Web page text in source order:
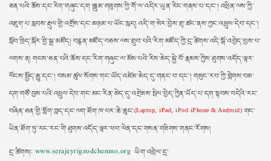
ཅན་པའི་ཆོས་དང་རིག་གཞུང་དག །ཟླུམ་གཟུགས་ཀྱི་གོ་ལ་འདིར་ཡུན་རིང་གནས་པ་དང་། འཕྲིན་ལས་ཀྱི་
འཇུག་པ་རླབས་རྡུལ་གྱི་འགྲོས་དང་མཉམ་པ་ཡོང་སླད། འདི་ག་སེར་བྱེས་གྲྭ་ཚང་ནས་ཀྱང་འཕྲུལ་དེབ་དང་།
སློབ་ཁྲིད་སྐོར་གྱི་སྒྲ་མཛོད། བརྙན་མཛོད་བཅས་ལས་གྲུབ་པའི་རིག་མཛོད་ཀྱི་དྲ་ཚིགས་འདི་སྒོ་འབྱེད་བྱས་པ་
ལགས་ན། གངས་ཅན་པའི་ཆོས་དང་རིག་གཞུང་ལ་མོས་པའི་རིས་མེད་སྐྱེ་བོ་རྣམས་ཀྱིས་ཐུགས་འདོད་ལྟར་
ལོངས་སྤྱོད་རྒྱུ་དང་། བསམ་ཚུལ་སོགས་གང་ཡོད་འཛེམ་མེད་དུ་གནང་བ་དང་། གསུང་རབ་ཀྱི་གླེགས་བམ་
དག་གཙོ་བྱས་པའི་འཕྲུལ་དེབ་གང་མང་རིན་མེད་དུ་འགྲེམས་སྤེལ་བྱེད་ཀྱིན་ཡོད་པ་དག་སྟབས་བདེའི་རང་
བཞིན་ཅན་གྱི་གློག་ཀླད་དང་ལག་ཐོག་ཁ་པར་ཆེ་ཆུང་(Laptop, iPad, iPod iPhone & Android) གང་
ཡིན་ཐོག་ཏུ་རང་རང་གི་ཐུགས་འདོད་ལྟར་ཕབ་ལེན་དང་གསན་གཟིགས་གནང་རོགས།
དྲ་ཚིགས།: www.serajeyrigzodchenmo.org ཡིག་འབྲེལ་དྲ་